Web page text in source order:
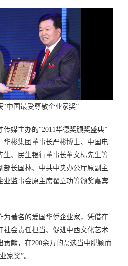
“中国最受尊敬企业家奖”
传媒主办的“2011华德奖颁奖盛典”
华彬集团董事长严彬博士、中国电
生、民生银行董事长董文标先生等
部长国林、中共中央办公厅原副主
业监事会原主席翟立功等颁奖嘉宾
为著名的爱国华侨企业家，凭借在
社会责任担当、促进中西文化艺术
贡献，在200余万的票选当中脱颖而
家奖”。